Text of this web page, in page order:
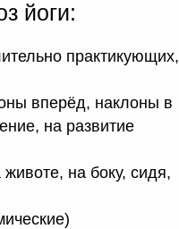
йоги:
практикующих,
вперёд, наклоны в
на развитие
на боку, сидя,